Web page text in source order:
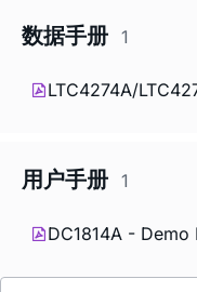
数据手册 1
LTC4274A/
用户手册 1
DC1814A - Demo